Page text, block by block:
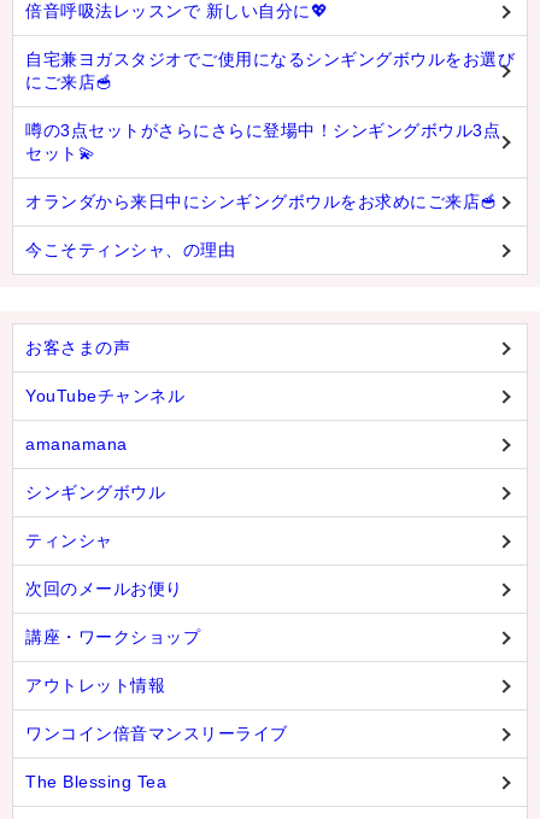
倍音呼吸法レッスンで 新しい自分に💖
自宅兼ヨガスタジオでご使用になるシンギングボウルをお選び
にご来店🥣
噂の3点セットがさらにさらに登場中！シンギングボウル3点
セット💫
オランダから来日中にシンギングボウルをお求めにご来店🥣
今こそティンシャ、の理由
お客さまの声
YouTubeチャンネル
amanamana
シンギングボウル
ティンシャ
次回のメールお便り
講座・ワークショップ
アウトレット情報
ワンコイン倍音マンスリーライブ
The Blessing Tea